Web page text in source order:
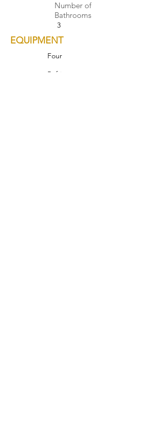
Number of
Bathrooms
3
EQUIPMENT
Four
Réfrigérateur